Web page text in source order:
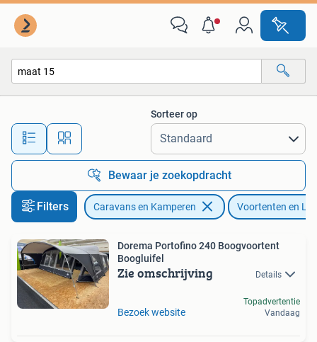
Alle afstanden…
Sorteer op
Bewaar je zoekopdracht
Filters Caravans en Kamperen Voortenten en
Dorema Portofino 240 Boogvoortent
Boogluifel
Zie omschrijving Details
Bezoek website
Topadvertentie
Vandaag